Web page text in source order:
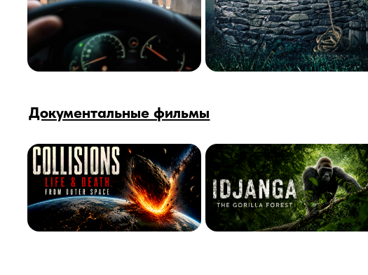
Документальные фильмы